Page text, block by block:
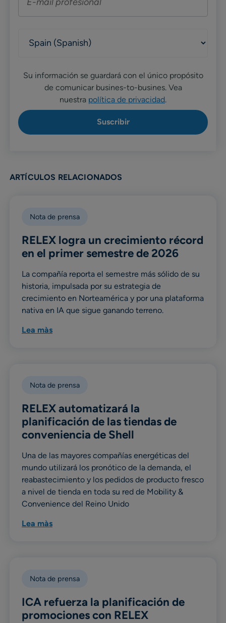
Su información se guardará con el único propósito
de comunicar busines-to-busines. Vea
nuestra política de privacidad.
ARTÍCULOS RELACIONADOS
Nota de prensa
RELEX logra un crecimiento récord
en el primer semestre de 2026
La compañía reporta el semestre más sólido de su
historia, impulsada por su estrategia de
crecimiento en Norteamérica y por una plataforma
nativa en IA que sigue ganando terreno.
Lea màs
Nota de prensa
RELEX automatizará la
planificación de las tiendas de
conveniencia de Shell
Una de las mayores compañías energéticas del
mundo utilizará los pronótico de la demanda, el
reabastecimiento y los pedidos de producto fresco
a nivel de tienda en toda su red de Mobility &
Convenience del Reino Unido
Lea màs
Nota de prensa
ICA refuerza la planificación de
promociones con RELEX